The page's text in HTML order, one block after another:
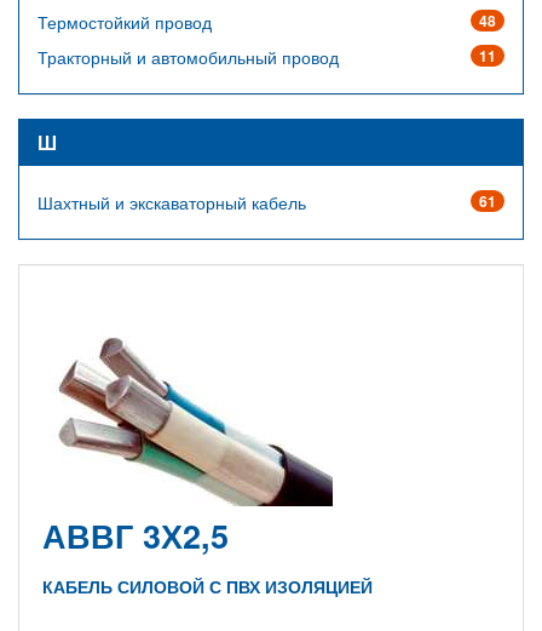
48
Термостойкий провод
11
Тракторный и автомобильный провод
Ш
61
Шахтный и экскаваторный кабель
АВВГ 3Х2,5
КАБЕЛЬ СИЛОВОЙ С ПВХ ИЗОЛЯЦИЕЙ